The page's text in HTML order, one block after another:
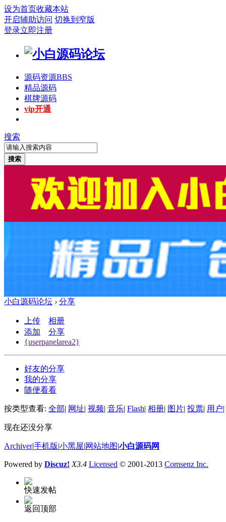
设为首页收藏本站
开启辅助访问 切换到窄版
登录立即注册
源码资源BBS
精品源码
棋牌源码
vip开通
搜索
搜索
小白源码论坛 › 分享
上传
相册
添加
分享
{userpanelarea2}
好友的分享
我的分享
随便看看
按类型查看: 全部 网址 视频 音乐 Flash 相册 图片 投票 用户
现在还没分享
Archiver|手机版 小黑屋 网站地图 小白源码网
Powered by Discuz! X3.4 Licensed © 2001-2013 Comsenz Inc.
快速发帖
返回顶部